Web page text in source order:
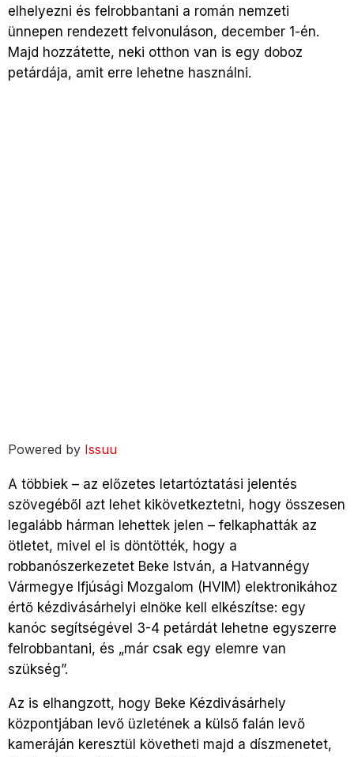
elhelyezni és felrobbantani a román nemzeti
ünnepen rendezett felvonuláson, december 1-én.
Majd hozzátette, neki otthon van is egy doboz
petárdája, amit erre lehetne használni.
Powered by Issuu
A többiek – az előzetes letartóztatási jelentés
szövegéből azt lehet kikövetkeztetni, hogy összesen
legalább hárman lehettek jelen – felkaphatták az
ötletet, mivel el is döntötték, hogy a
robbanószerkezetet Beke István, a Hatvannégy
Vármegye Ifjúsági Mozgalom (HVIM) elektronikához
értő kézdivásárhelyi elnöke kell elkészítse: egy
kanóc segítségével 3-4 petárdát lehetne egyszerre
felrobbantani, és „már csak egy elemre van
szükség”.
Az is elhangzott, hogy Beke Kézdivásárhely
központjában levő üzletének a külső falán levő
kameráján keresztül követheti majd a díszmenetet,